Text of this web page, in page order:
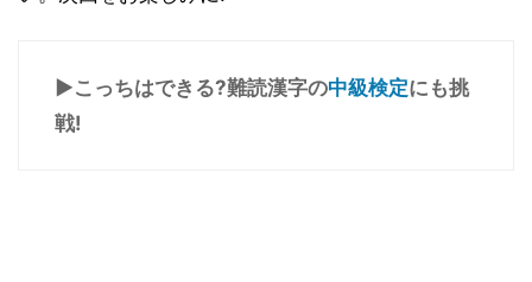
▶こっちはできる?難読漢字の中級検定にも挑
戦!